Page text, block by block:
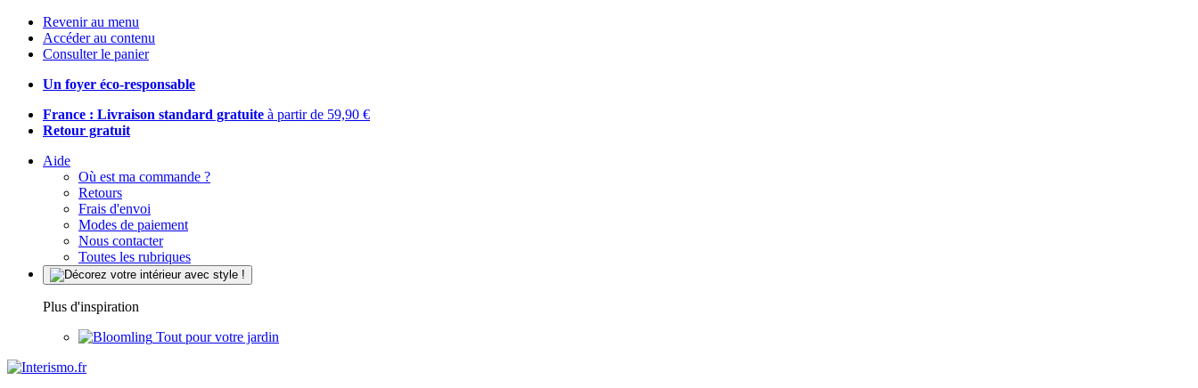
Revenir au menu
Accéder au contenu
Consulter le panier
Un foyer éco-responsable
France : Livraison standard gratuite à partir de 59,90 €
Retour gratuit
Aide
Où est ma commande ?
Retours
Frais d'envoi
Modes de paiement
Nous contacter
Toutes les rubriques
Plus d'inspiration
Tout pour votre jardin